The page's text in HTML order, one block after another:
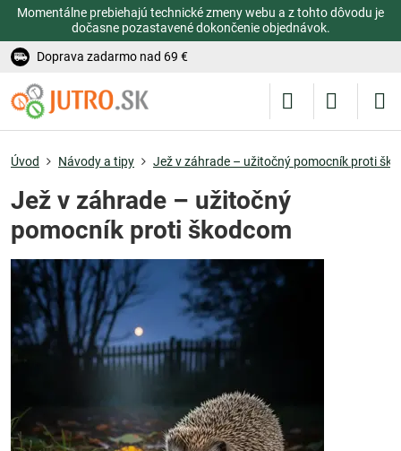
Momentálne prebiehajú technické zmeny webu a z tohto dôvodu je
dočasne pozastavené dokončenie objednávok.
Doprava zadarmo nad 69 €
Úvod Návody a tipy Jež v záhrade – užitočný pomocník proti
Jež v záhrade – užitočný
pomocník proti škodcom